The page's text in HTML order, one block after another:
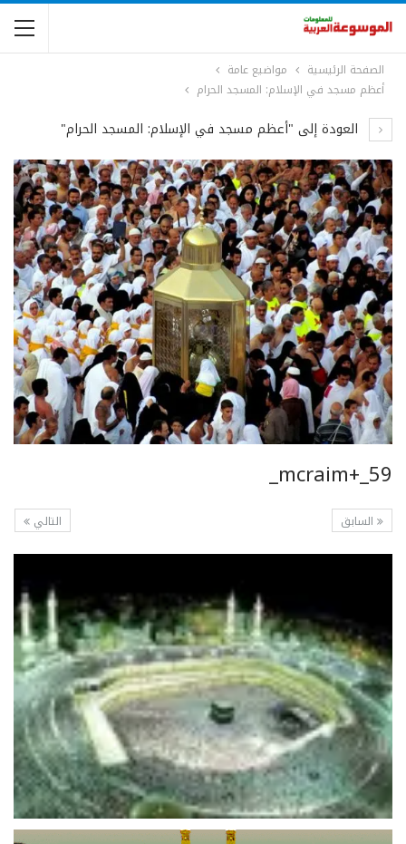
الصفحة الرئيسية
مواضيع عامة
أعظم مسجد في الإسلام: المسجد الحرام
العودة إلى "أعظم مسجد في الإسلام: المسجد الحرام"
mcraim+_59_
التالي السابق